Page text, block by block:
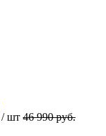
/ шт 46 990 руб.